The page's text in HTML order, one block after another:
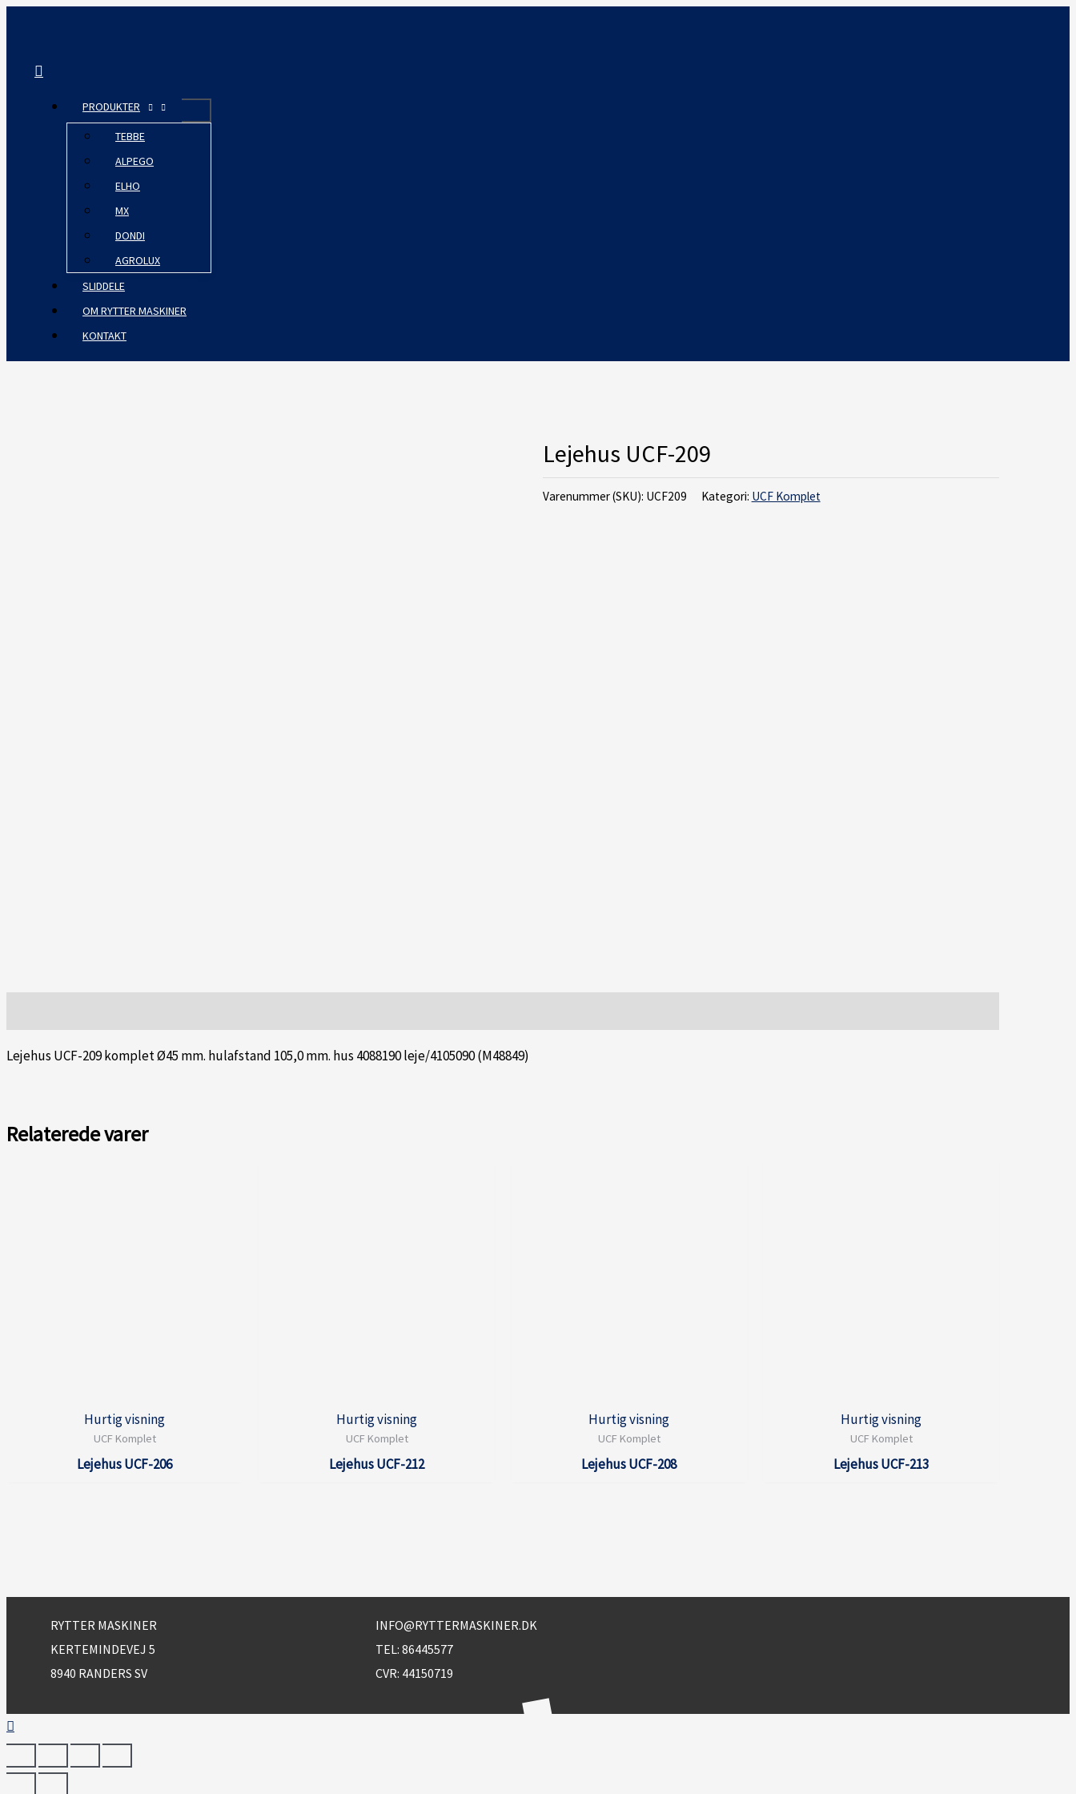
indholdet
Søg
PRODUKTER
TEBBE
ALPEGO
ELHO
MX
DONDI
AGROLUX
SLIDDELE
OM RYTTER MASKINER
KONTAKT
Lejehus UCF-209
Varenummer (SKU): UCF209 Kategori: UCF Komplet
Lejehus UCF-209 komplet Ø45 mm. hulafstand 105,0 mm. hus 4088190 leje/4105090 (M48849)
Relaterede varer
Hurtig visning
UCF Komplet
Lejehus UCF-206
Hurtig visning
UCF Komplet
Lejehus UCF-212
Hurtig visning
UCF Komplet
Lejehus UCF-208
Hurtig visning
UCF Komplet
Lejehus UCF-213
RYTTER MASKINER
KERTEMINDEVEJ 5
8940 RANDERS SV
INFO@RYTTERMASKINER.DK
TEL: 86445577
CVR: 44150719